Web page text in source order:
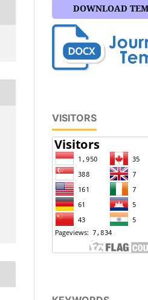
DOWNLOAD
VISITORS